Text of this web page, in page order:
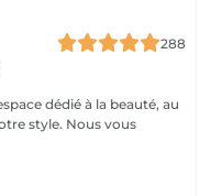
288
dédié à la beauté, au
Nous vous